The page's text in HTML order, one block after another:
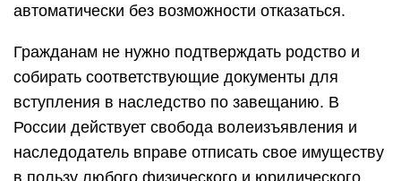
автоматически без возможности отказаться.
Гражданам не нужно подтверждать родство и
собирать соответствующие документы для
вступления в наследство по завещанию. В
России действует свобода волеизъявления и
наследодатель вправе отписать свое имуществу
в пользу любого физического и юридического